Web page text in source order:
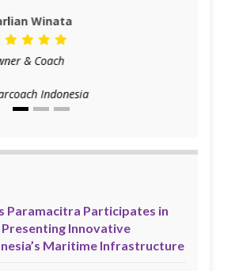
Winata
& Coach
Indonesia
Paramacitra Participates in
Presenting Innovative
Maritime Infrastructure